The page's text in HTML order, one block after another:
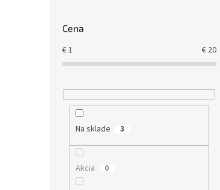
Cena
€1 € 20
Na sklade 3
Akcia 0